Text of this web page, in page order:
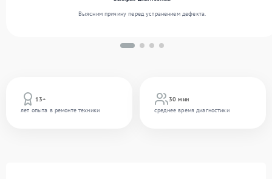
13+
лет опыта в ремонте техники
30 мин
среднее время диагностики
Выясним причину перед устранением дефекта.